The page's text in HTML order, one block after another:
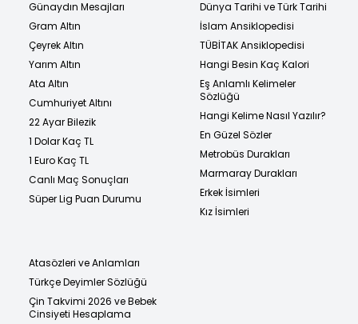
Günaydın Mesajları
Gram Altın
Çeyrek Altın
Yarım Altın
Ata Altın
Cumhuriyet Altını
22 Ayar Bilezik
1 Dolar Kaç TL
1 Euro Kaç TL
Canlı Maç Sonuçları
Süper Lig Puan Durumu
Dünya Tarihi ve Türk Tarihi
İslam Ansiklopedisi
TÜBİTAK Ansiklopedisi
Hangi Besin Kaç Kalori
Eş Anlamlı Kelimeler
Sözlüğü
Hangi Kelime Nasıl Yazılır?
En Güzel Sözler
Metrobüs Durakları
Marmaray Durakları
Erkek İsimleri
Kız İsimleri
Atasözleri ve Anlamları
Türkçe Deyimler Sözlüğü
Çin Takvimi 2026 ve Bebek
Cinsiyeti Hesaplama